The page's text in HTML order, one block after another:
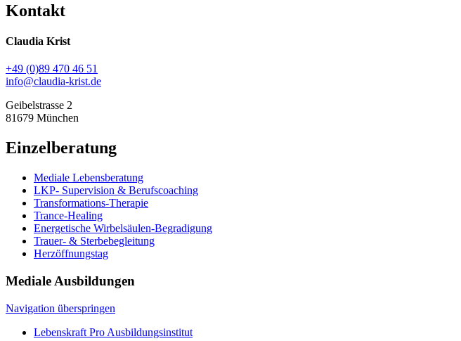
Kontakt
Claudia Krist
+49 (0)89 470 46 51
info@claudia-krist.de
Geibelstrasse 2
81679 München
Einzelberatung
Mediale Lebensberatung
LKP- Supervision & Berufscoaching
Transformations-Therapie
Trance-Healing
Energetische Wirbelsäulen-Begradigung
Trauer- & Sterbebegleitung
Herzöffnungstag
Mediale Ausbildungen
Navigation überspringen
Lebenskraft Pro Ausbildungsinstitut